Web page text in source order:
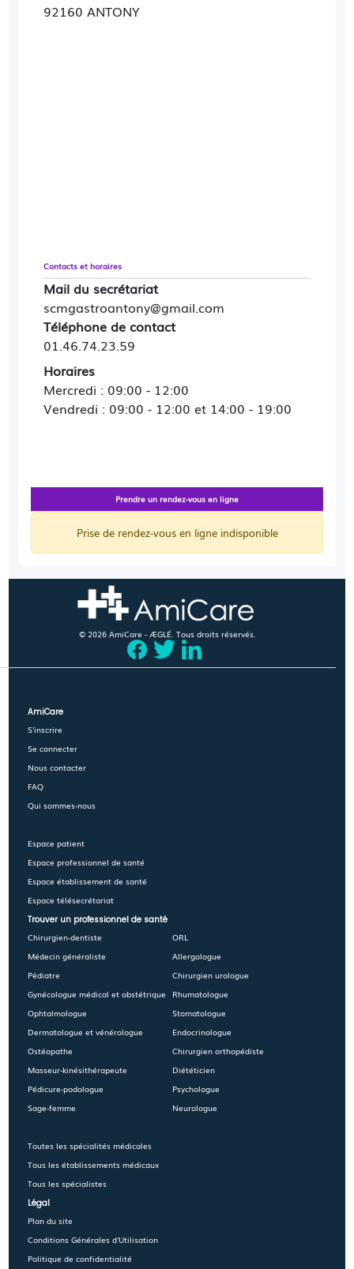
92160 ANTONY
Contacts et horaires
Mail du secrétariat
scmgastroantony@gmail.com
Téléphone de contact
01.46.74.23.59
Horaires
Mercredi : 09:00 - 12:00
Vendredi : 09:00 - 12:00 et 14:00 - 19:00
Prendre un rendez-vous en ligne
Prise de rendez-vous en ligne indisponible
© 2026 AmiCare - ÆGLÉ. Tous droits réservés.
AmiCare
S'inscrire
Se connecter
Nous contacter
FAQ
Qui sommes-nous
Espace patient
Espace professionnel de santé
Espace établissement de santé
Espace télésecrétariat
Trouver un professionnel de santé
Chirurgien-dentiste
Médecin généraliste
Pédiatre
Gynécologue médical et obstétrique
Ophtalmologue
Dermatologue et vénérologue
Ostéopathe
Masseur-kinésithérapeute
Pédicure-podologue
Sage-femme
Toutes les spécialités médicales
Tous les établissements médicaux
Tous les spécialistes
ORL
Allergologue
Chirurgien urologue
Rhumatologue
Stomatologue
Endocrinologue
Chirurgien orthopédiste
Diététicien
Psychologue
Neurologue
Légal
Plan du site
Conditions Générales d'Utilisation
Politique de confidentialité